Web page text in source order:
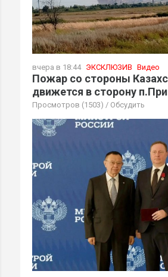
вчера в 18:44 ЭКСКЛЮЗИВ Видео
Пожар со стороны
движется в сторону
Просмотров (1503) / Обсудить